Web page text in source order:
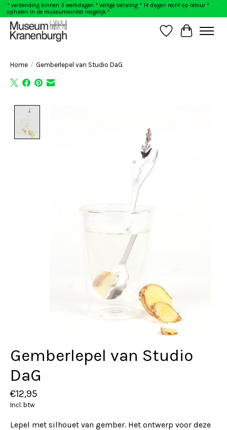
* verzending binnen 3 werkdagen * veilige betaling * 14 dagen recht op retour *
ophalen in de museumwinkel mogelijk *
Verlanglijst
Home / Gemberlepel van Studio DaG
Gemberlepel van Studio
DaG
€12,95
Incl. btw
Lepel met silhouet van gember. Het ontwerp voor deze